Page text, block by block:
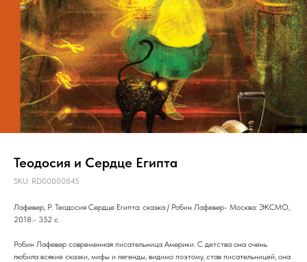
Теодосия и Сердце Египта
SKU: RD00000845
Лафевер, Р. Теодосия Сердце Египта: сказка / Робин Лафевер- Москва: ЭКСМО,
2018.- 352 с.
Робин Лафевер современная писательница Америки. С детства она очень
любила всякие сказки, мифы и легенды, видимо поэтому, став писательницей, она